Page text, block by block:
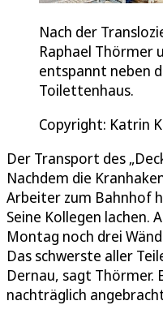
Nach der
Raphael Thörmer
entspannt neben
Toilettenhaus.
Copyright: Katrin
Der Transport des
Nachdem die
Arbeiter zum Bahnhof
Seine Kollegen lachen.
Montag noch drei
Das schwerste aller
Dernau, sagt Thörmer.
nachträglich